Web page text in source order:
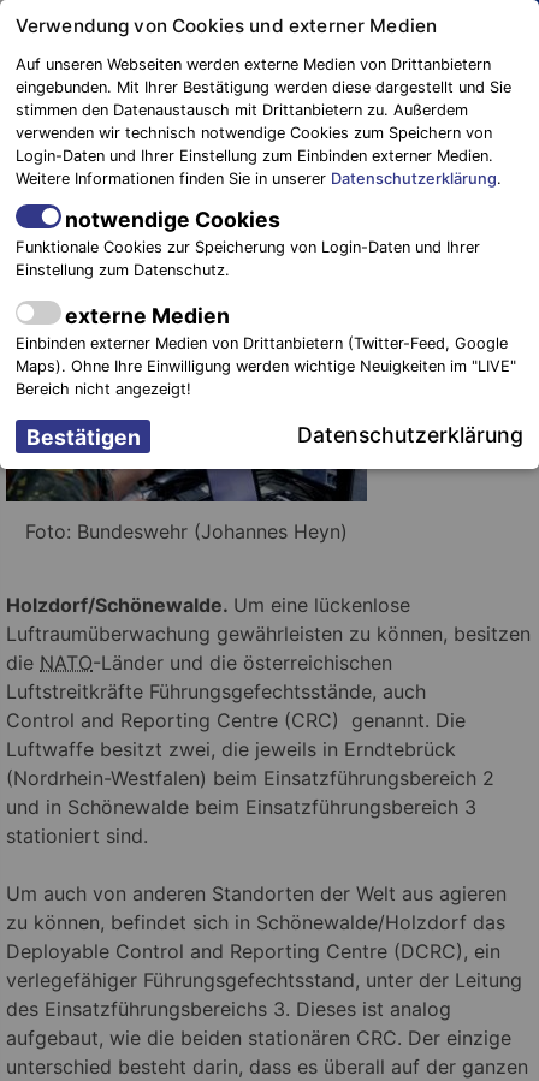
Springe
Inhalt
Blaulichtreport
Elbe-Elster
Bundesweit einzigartige Technik in
der Region stationiert
26. März 2020 -Einsätze
Foto: Bundeswehr (Johannes Heyn)
Holzdorf/Schönewalde. Um eine lückenlose
Luftraumüberwachung gewährleisten zu können, besitzen
die NATO-Länder und die österreichischen
Luftstreitkräfte Führungsgefechtsstände, auch
Control and Reporting Centre (CRC) genannt. Die
Luftwaffe besitzt zwei, die jeweils in Erndtebrück
(Nordrhein-Westfalen) beim Einsatzführungsbereich 2
und in Schönewalde beim Einsatzführungsbereich 3
stationiert sind.
Um auch von anderen Standorten der Welt aus agieren
zu können, befindet sich in Schönewalde/Holzdorf das
Deployable Control and Reporting Centre (DCRC), ein
verlegefähiger Führungsgefechtsstand, unter der Leitung
des Einsatzführungsbereichs 3. Dieses ist analog
aufgebaut, wie die beiden stationären CRC. Der einzige
unterschied besteht darin, dass es überall auf der ganzen
Verwendung von Cookies und externer Medien
Auf unseren Webseiten werden externe Medien von Drittanbietern
eingebunden. Mit Ihrer Bestätigung werden diese dargestellt und Sie
stimmen den Datenaustausch mit Drittanbietern zu. Außerdem
verwenden wir technisch notwendige Cookies zum Speichern von
Login-Daten und Ihrer Einstellung zum Einbinden externer Medien.
Weitere Informationen finden Sie in unserer Datenschutzerklärung.
notwendige Cookies
Funktionale Cookies zur Speicherung von Login-Daten und Ihrer
Einstellung zum Datenschutz.
externe Medien
Einbinden externer Medien von Drittanbietern (Twitter-Feed, Google
Maps). Ohne Ihre Einwilligung werden wichtige Neuigkeiten im "LIVE"
Bereich nicht angezeigt!
Datenschutzerklärung